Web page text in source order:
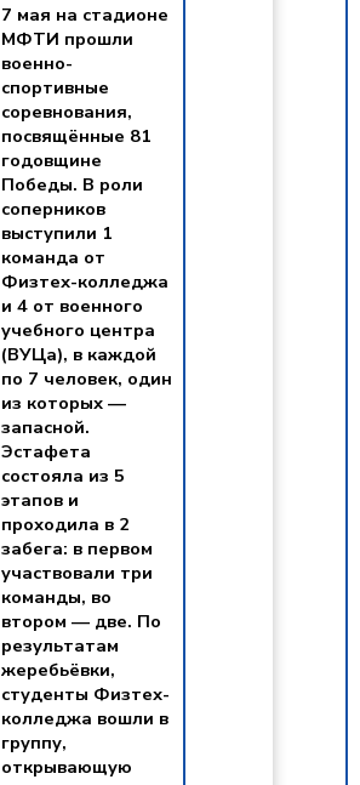
7 мая на стадионе
МФТИ прошли
военно-
спортивные
соревнования,
посвящённые 81
годовщине
Победы. В роли
соперников
выступили 1
команда от
Физтех-колледжа
и 4 от военного
учебного центра
(ВУЦа), в каждой
по 7 человек, один
из которых —
запасной.
Эстафета
состояла из 5
этапов и
проходила в 2
забега: в первом
участвовали три
команды, во
втором — две. По
результатам
жеребьёвки,
студенты Физтех-
колледжа вошли в
группу,
открывающую